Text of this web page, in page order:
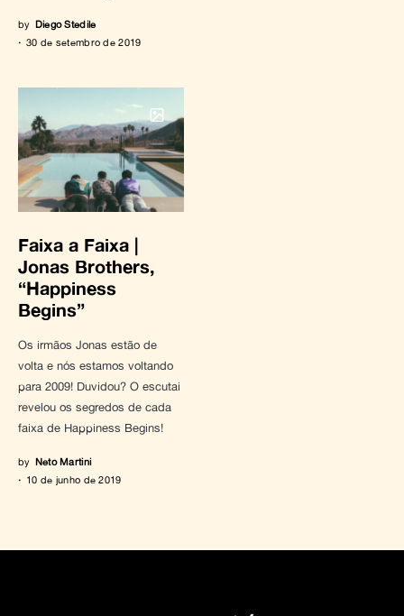
by Diego Stedile
30 de setembro de 2019
Faixa a Faixa |
Jonas Brothers,
“Happiness
Begins”
Os irmãos Jonas estão de
volta e nós estamos voltando
para 2009! Duvidou? O escutai
revelou os segredos de cada
faixa de Happiness Begins!
by Neto Martini
10 de junho de 2019